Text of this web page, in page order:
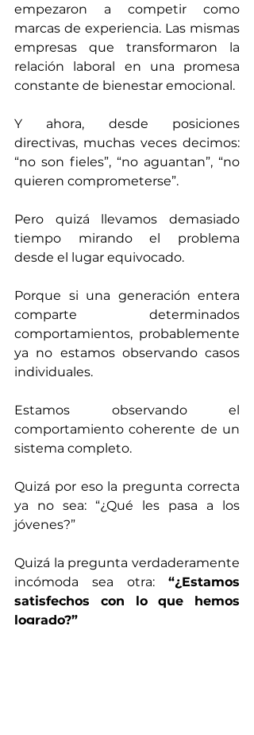
empezaron a competir como
marcas de experiencia. Las mismas
empresas que transformaron la
relación laboral en una promesa
constante de bienestar emocional.
Y ahora, desde posiciones
directivas, muchas veces decimos:
“no son fieles”, “no aguantan”, “no
quieren comprometerse”.
Pero quizá llevamos demasiado
tiempo mirando el problema
desde el lugar equivocado.
Porque si una generación entera
comparte determinados
comportamientos, probablemente
ya no estamos observando casos
individuales.
Estamos observando el
comportamiento coherente de un
sistema completo.
Quizá por eso la pregunta correcta
ya no sea: “¿Qué les pasa a los
jóvenes?”
Quizá la pregunta verdaderamente
incómoda sea otra: “¿Estamos
satisfechos con lo que hemos
logrado?”